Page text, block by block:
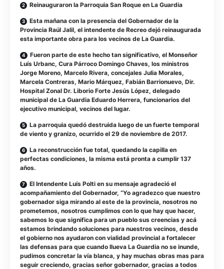
Reinauguraron la Parroquia San Roque en La Guardia
Esta mañana con la presencia del Gobernador de la
Provincia Raúl Jalil, el intendente de Recreo dejó reinaugurada
esta importante obra para los vecinos de La Guardia.
Fueron parte de este hecho tan significativo, el Monseñor
Luís Urbanc, Cura Párroco Domingo Chaves, los ministros
Jorge Moreno, Marcelo Rivera, concejales Julia Morales,
Marcela Contreras, Mario Márquez, Fabián Barrionuevo, Dir.
Hospital Zonal Dr. Liborio Forte Jesús López, delegado
municipal de La Guardia Eduardo Herrera, funcionarios del
ejecutivo municipal, vecinos del lugar.
La parroquia quedó destruida luego de un fuerte temporal
de viento y granizo, ocurrido el 29 de noviembre de 2017.
La reconstrucción fue total, quedando la capilla en
perfectas condiciones, la misma está pronta a cumplir 137
años.
El Intendente Luís Polti en su mensaje agradeció el
acompañamiento del Gobernador, “Yo agradezco que nuestro
gobernador siga mirando al este de la provincia, nosotros no
prometemos, nosotros cumplimos con lo que hay que hacer,
sabemos lo que significa para un pueblo sus creencias y acá
estamos brindando soluciones para nuestros vecinos, desde
el gobierno nos ayudaron con vialidad provincial a fortalecer
las defensas para que cuando llueva La Guardia no se inunde,
pudimos concretar la vía blanca, y hay muchas obras mas para
seguir creciendo, gracias señor gobernador, gracias a todos